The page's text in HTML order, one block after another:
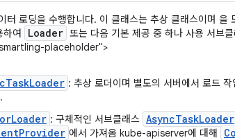
터 로딩을 수행합니다. 이 클래스는 추상 클래스이며
여
Loader 또는 다음 기본 제공 중 하나 사용 서브
placeholder">
: 추상 로더이며 별도의 서버에서 로드
: 구체적인 서브클래스 AsyncTaskLoader
에서 가져옴 kube-apiserver에 대해